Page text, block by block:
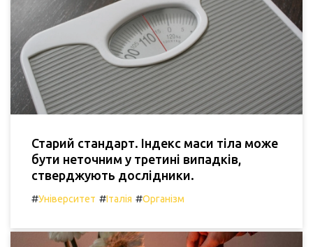
Старий стандарт. Індекс маси тіла може
бути неточним у третині випадків,
стверджують дослідники.
#Університет #Італія #Організм